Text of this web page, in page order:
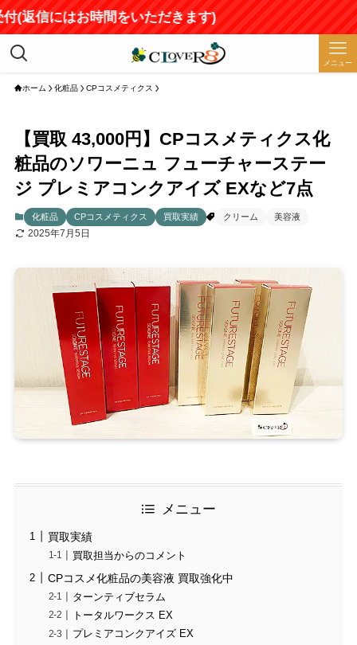
にはお時間をいただきます)
メニュー
ホーム 化粧品 CPコスメティクス
【買取 43,000円】CPコスメティクス化
粧品のソワーニュ フューチャーステー
ジ プレミアコンクアイズ EXなど7点
化粧品 CPコスメティクス 買取実績 クリーム 美容液
2025年7月5日
メニュー
買取実績
買取担当からのコメント
CPコスメ化粧品の美容液 買取強化中
ターンティブセラム
トータルワークス EX
プレミアコンクアイズ EX